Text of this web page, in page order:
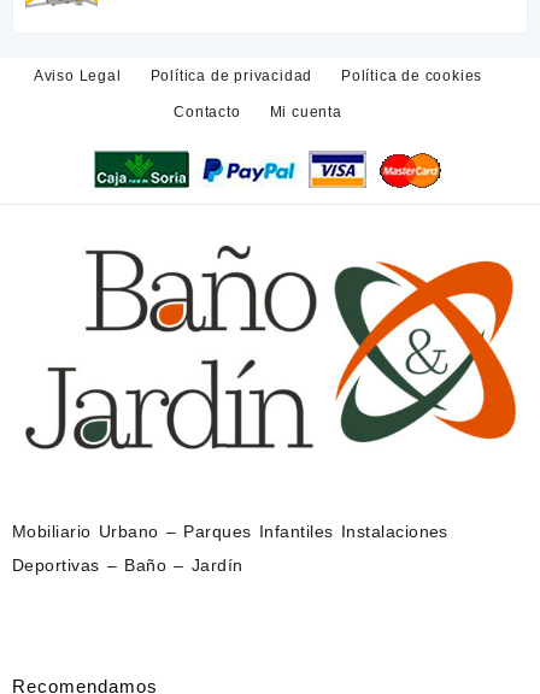
Aviso Legal Política de privacidad Política de cookies
Contacto Mi cuenta
Mobiliario Urbano – Parques Infantiles Instalaciones
Deportivas – Baño – Jardín
Recomendamos